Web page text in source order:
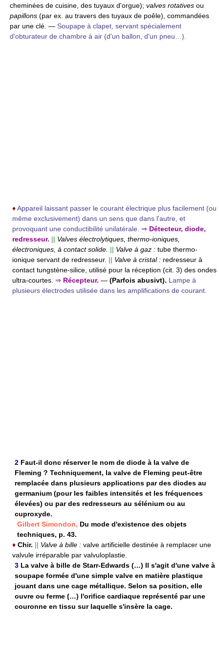
cheminées de cuisine, des tuyaux d'orgue); valves rotatives ou
papillons (par ex. au travers des tuyaux de poêle), commandées
par une clé. — Soupape à clapet, servant spécialement
d'obturateur de chambre à air (d'un ballon, d'un pneu…).
♦Appareil laissant passer le courant électrique plus facilement (ou
même exclusivement) dans un sens que dans l'autre, et
provoquant une conductibilité unilatérale. ⇒ Détecteur, diode,
redresseur. || Valves électrolytiques, thermo-ioniques,
électroniques, à contact solide. || Valve à gaz : tube thermo-
ionique servant de redresseur. || Valve à cristal : redresseur à
contact tungstène-silice, utilisé pour la réception (cit. 3) des ondes
ultra-courtes. ⇒ Récepteur. — (Parfois abusivt). Lampe à
plusieurs électrodes utilisée dans les amplifications de courant.
2 Faut-il donc réserver le nom de diode à la valve de
Fleming ? Techniquement, la valve de Fleming peut-être
remplacée dans plusieurs applications par des diodes au
germanium (pour les faibles intensités et les fréquences
élevées) ou par des redresseurs au sélénium ou au
cuproxyde.
Gilbert Simondon, Du mode d'existence des objets
techniques, p. 43.
♦ Chir. || Valve à bille : valve artificielle destinée à remplacer une
valvule irréparable par valvuloplastie.
3 La valve à bille de Starr-Edwards (…) Il s'agit d'une valve à
soupape formée d'une simple valve en matière plastique
jouant dans une cage métallique. Selon sa position, elle
ouvre ou ferme (…) l'orifice cardiaque représenté par une
couronne en tissu sur laquelle s'insère la cage.